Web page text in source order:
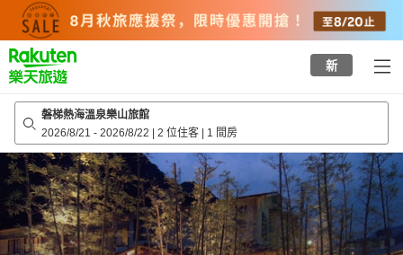
top
page
新
磐梯熱海溫泉樂山旅館
2026/8/21 - 2026/8/22 | 2 位住客 | 1 間房